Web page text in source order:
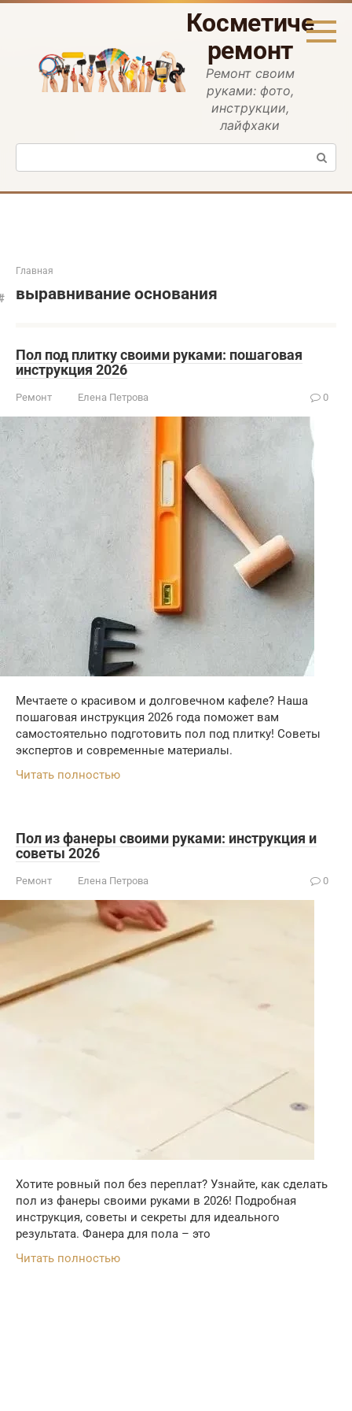
Перейти
ремонт
Ремонт своим
руками: фото,
инструкции,
лайфхаки
Поиск:
Главная
выравнивание основания
Пол под плитку своими руками: пошаговая
инструкция 2026
Ремонт Елена Петрова 0
Мечтаете о красивом и долговечном кафеле? Наша
пошаговая инструкция 2026 года поможет вам
самостоятельно подготовить пол под плитку! Советы
экспертов и современные материалы.
Читать полностью
Пол из фанеры своими руками: инструкция и
советы 2026
Ремонт Елена Петрова 0
Хотите ровный пол без переплат? Узнайте, как сделать
пол из фанеры своими руками в 2026! Подробная
инструкция, советы и секреты для идеального
результата. Фанера для пола – это
Читать полностью